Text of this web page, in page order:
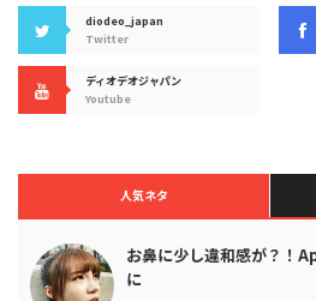
diodeo_japan
Twitter
ディオデオジャパン
Youtube
人気ネタ
お鼻に少し違和感が？！
に